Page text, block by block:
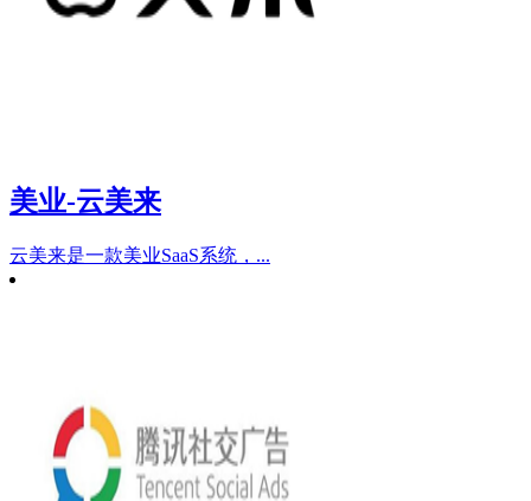
美业-云美来
云美来是一款美业SaaS系统，...